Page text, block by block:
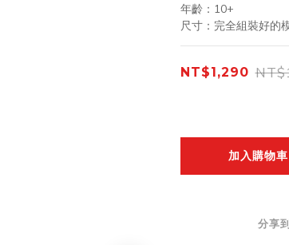
年齡：10+
尺寸：完全組裝好的
NT$1,290
加入購物車
分享